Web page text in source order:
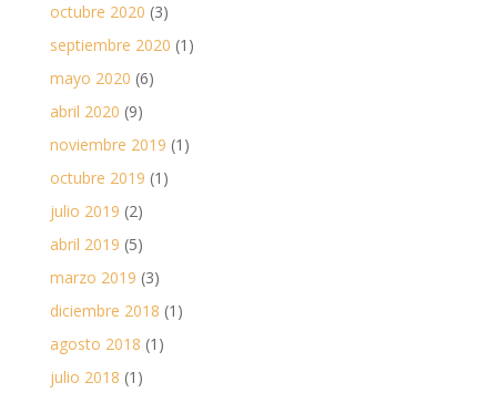
octubre 2020 (3)
septiembre 2020 (1)
mayo 2020 (6)
abril 2020 (9)
noviembre 2019 (1)
octubre 2019 (1)
julio 2019 (2)
abril 2019 (5)
marzo 2019 (3)
diciembre 2018 (1)
agosto 2018 (1)
julio 2018 (1)